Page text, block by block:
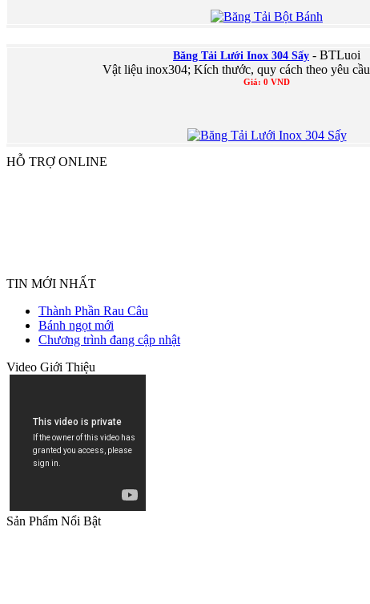
Băng Tải Lưới Inox 304 Sấy - BTLuoi
Vật liệu inox304; Kích thước, quy cách theo yêu
Giá: 0 VND
HỖ TRỢ ONLINE
TIN MỚI NHẤT
Thành Phần Rau Câu
Bánh ngọt mới
Chương trình đang cập nhật
Video Giới Thiệu
Sản Phẩm Nổi Bật